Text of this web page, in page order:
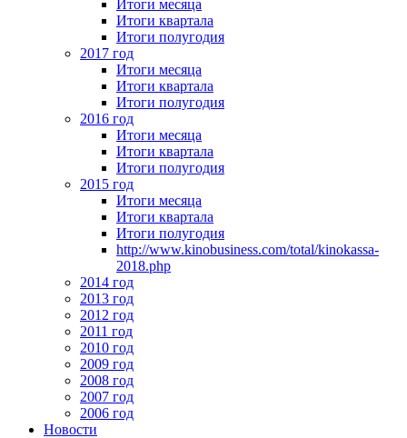
Итоги месяца
Итоги квартала
Итоги полугодия
2017 год
Итоги месяца
Итоги квартала
Итоги полугодия
2016 год
Итоги месяца
Итоги квартала
Итоги полугодия
2015 год
Итоги месяца
Итоги квартала
Итоги полугодия
http://www.kinobusiness.com/total/kinokassa-
2018.php
2014 год
2013 год
2012 год
2011 год
2010 год
2009 год
2008 год
2007 год
2006 год
Новости